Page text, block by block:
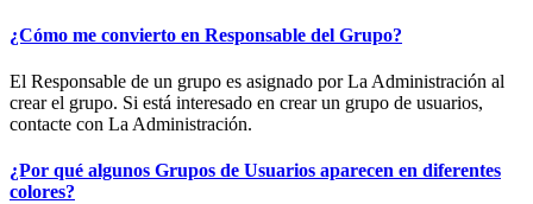
¿Cómo me convierto en Responsable del Grupo?
El Responsable de un grupo es asignado por La Administración al
crear el grupo. Si está interesado en crear un grupo de usuarios,
contacte con La Administración.
¿Por qué algunos Grupos de Usuarios aparecen en diferentes
colores?